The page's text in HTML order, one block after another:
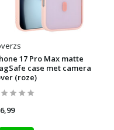
17 Pro Max matte
case met camera
(roze)